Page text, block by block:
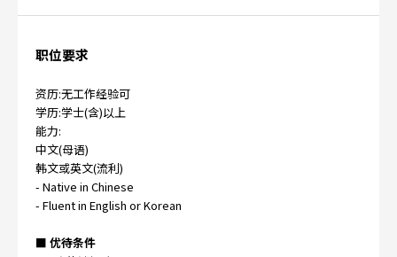
职位要求
资历:无工作经验可
学历:学士(含)以上
能力:
中文(母语)
韩文或英文(流利)
- Native in Chinese
- Fluent in English or Korean
■ 优待条件